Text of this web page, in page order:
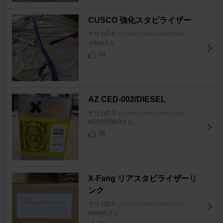
CUSCO 強化スタビライザー
デリカD:5 [CV1W/CV2W/CV4W/CV5W]
りkyaさん
28
AZ CED-002/DIESEL
デリカD:5 [CV1W/CV2W/CV4W/CV5W]
KOTOTOROさん
26
X-Fang リアスタビライザーリ
ンク
デリカD:5 [CV1W/CV2W/CV4W/CV5W]
shinD5さん